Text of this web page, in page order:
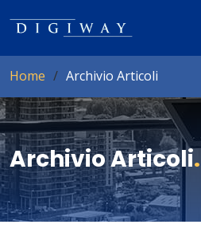
Home Archivio Articoli
Archivio Articoli.